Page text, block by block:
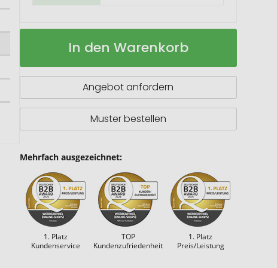
RCS
Steel
Auf
In den Warenkorb
Angebot anfordern
Muster bestellen
Mehrfach ausgezeichnet:
1. Platz
Kundenservice
TOP
Kundenzufriedenheit
1. Platz
Preis/Leistung